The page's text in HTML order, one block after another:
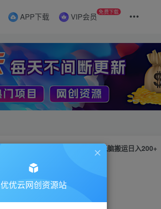
APP下载 VIP会员 免费下载
，手机也可以操作，复制粘贴，无脑搬运日入200+
看
优优云网创资源站